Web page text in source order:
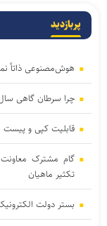
پربازدید
هوش‌مصنوعی ذاتاً
چرا سرطان گاهی
قابلیت کپی و پیست
گام مشترک
تکثیر ماهیان
بستر دولت